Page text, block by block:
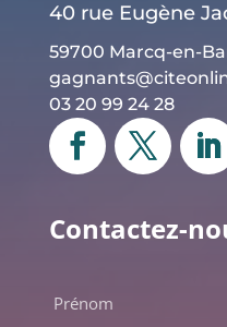
40 rue Eugène
59700 Marcq-en-
03 20 99 24 28
Contactez-
complet